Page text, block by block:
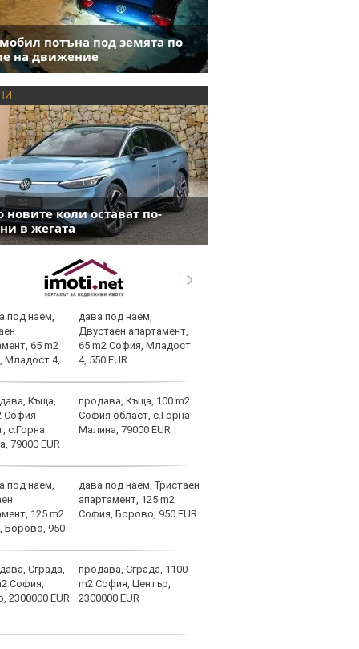
потъна под земята по
на движение
новите коли остават по-
в жегата
дава под наем,
Двустаен апартамент,
65 m2 София, Младост
4, 550 EUR
продава, Къща, 100 m2
София област, с.Горна
Малина, 79000 EUR
дава под наем, Тристаен
апартамент, 125 m2
София, Борово, 950 EUR
продава, Сграда, 1100
m2 София, Център,
2300000 EUR